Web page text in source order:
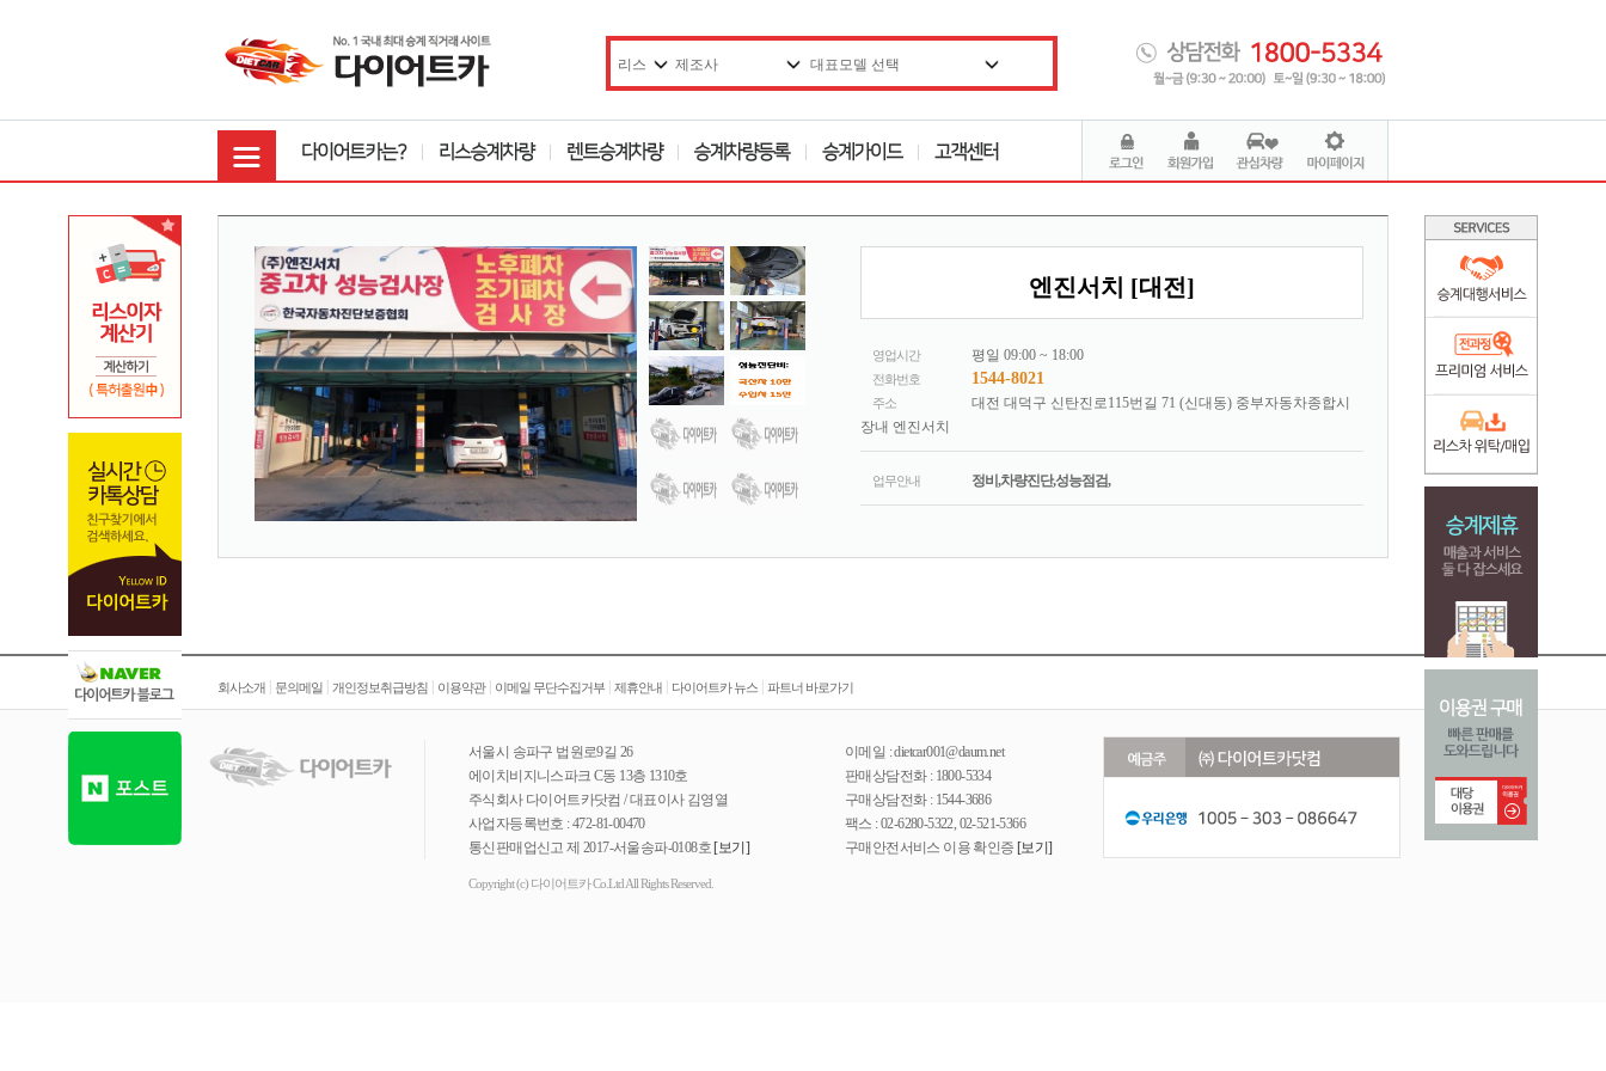
엔진서치 [대전]
영업시간 평일 09:00 ~ 18:00
전화번호 1544-8021
주소
대전 대덕구 신탄진로115번길 71 (신대동) 중부자동차종합시
장내 엔진서치
업무안내 정비,차량진단,성능점검,
회사소개 문의메일 개인정보취급방침 이용약관| 이메일 무단수집거부 제휴안내 다이어트카 뉴스 파트너 바로가기
서울시 송파구 법원로9길 26
에이치비지니스파크 C동 13층 1310호
주식회사 다이어트카닷컴 / 대표이사 김영열
사업자등록번호 : 472-81-00470
통신판매업신고 제 2017-서울송파-0108호 [보기]
이메일 : dietcar001@daum.net
판매상담전화 : 1800-5334
구매상담전화 : 1544-3686
팩스 : 02-6280-5322, 02-521-5366
구매안전서비스 이용 확인증 [보기]
Copyright (c) 다이어트카 Co.Ltd All Rights Reserved.